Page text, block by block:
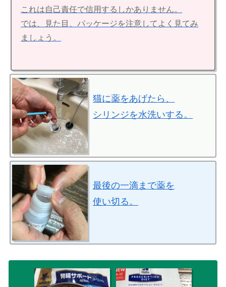
これは自己責任で信用するしかありません。
では、見た目、パッケージを注意してよく見てみ
ましょう。
猫に薬をあげたら、
シリンジを水洗いする。
最後の一滴まで薬を
使い切る。